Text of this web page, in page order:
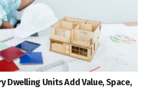
Dwelling Units Add Value, Space,